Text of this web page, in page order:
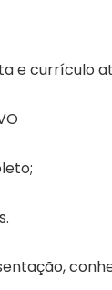
e currículo